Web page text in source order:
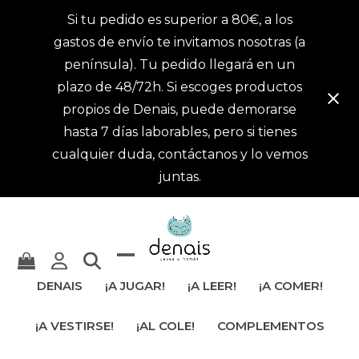
Si tu pedido es superior a 80€, a los
gastos de envío te invitamos nosotras (a
península). Tu pedido llegará en un
plazo de 48/72h. Si escoges productos
propios de Denais, puede demorarse
hasta 7 días laborables, pero si tienes
cualquier duda, contáctanos y lo vemos
juntas.
ocultar
móvil
DENAIS ¡A JUGAR! ¡A LEER! ¡A COMER!
¡A VESTIRSE! ¡AL COLE! COMPLEMENTOS